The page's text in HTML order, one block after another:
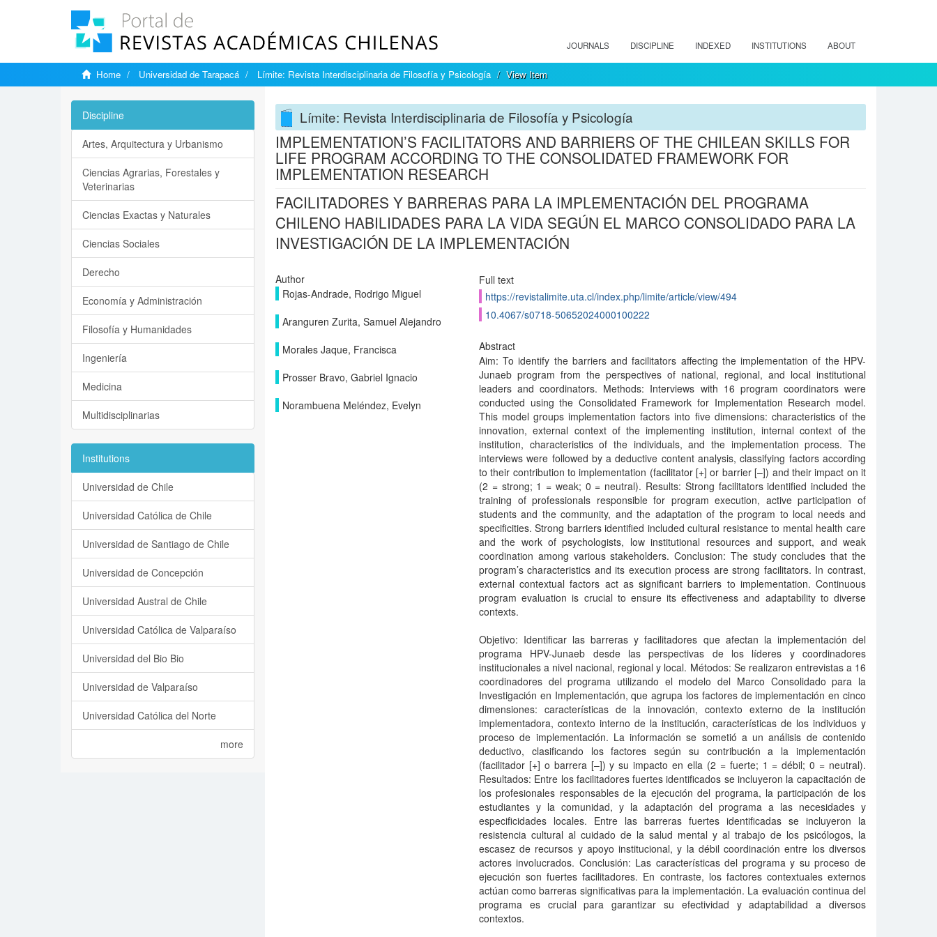
JOURNALS DISCIPLINE INDEXED INSTITUTIONS ABOUT
Home Universidad de Tarapacá Límite: Revista Interdisciplinaria de Filosofía y Psicología View Item
Límite: Revista Interdisciplinaria de Filosofía y Psicología
IMPLEMENTATION’S FACILITATORS AND BARRIERS OF THE CHILEAN SKILLS FOR
LIFE PROGRAM ACCORDING TO THE CONSOLIDATED FRAMEWORK FOR
IMPLEMENTATION RESEARCH
FACILITADORES Y BARRERAS PARA LA IMPLEMENTACIÓN DEL PROGRAMA
CHILENO HABILIDADES PARA LA VIDA SEGÚN EL MARCO CONSOLIDADO PARA LA
INVESTIGACIÓN DE LA IMPLEMENTACIÓN
Author
Rojas-Andrade, Rodrigo Miguel
Aranguren Zurita, Samuel Alejandro
Morales Jaque, Francisca
Prosser Bravo, Gabriel Ignacio
Norambuena Meléndez, Evelyn
Full text
https://revistalimite.uta.cl/index.php/limite/article/view/494
10.4067/s0718-50652024000100222
Abstract
Aim: To identify the barriers and facilitators affecting the implementation of the HPV-
Junaeb program from the perspectives of national, regional, and local institutional
leaders and coordinators. Methods: Interviews with 16 program coordinators were
conducted using the Consolidated Framework for Implementation Research model.
This model groups implementation factors into five dimensions: characteristics of the
innovation, external context of the implementing institution, internal context of the
institution, characteristics of the individuals, and the implementation process. The
interviews were followed by a deductive content analysis, classifying factors according
to their contribution to implementation (facilitator [+] or barrier [–]) and their impact on it
(2 = strong; 1 = weak; 0 = neutral). Results: Strong facilitators identified included the
training of professionals responsible for program execution, active participation of
students and the community, and the adaptation of the program to local needs and
specificities. Strong barriers identified included cultural resistance to mental health care
and the work of psychologists, low institutional resources and support, and weak
coordination among various stakeholders. Conclusion: The study concludes that the
program’s characteristics and its execution process are strong facilitators. In contrast,
external contextual factors act as significant barriers to implementation. Continuous
program evaluation is crucial to ensure its effectiveness and adaptability to diverse
contexts.
Objetivo: Identificar las barreras y facilitadores que afectan la implementación del
programa HPV-Junaeb desde las perspectivas de los líderes y coordinadores
institucionales a nivel nacional, regional y local. Métodos: Se realizaron entrevistas a 16
coordinadores del programa utilizando el modelo del Marco Consolidado para la
Investigación en Implementación, que agrupa los factores de implementación en cinco
dimensiones: características de la innovación, contexto externo de la institución
implementadora, contexto interno de la institución, características de los individuos y
proceso de implementación. La información se sometió a un análisis de contenido
deductivo, clasificando los factores según su contribución a la implementación
(facilitador [+] o barrera [–]) y su impacto en ella (2 = fuerte; 1 = débil; 0 = neutral).
Resultados: Entre los facilitadores fuertes identificados se incluyeron la capacitación de
los profesionales responsables de la ejecución del programa, la participación de los
estudiantes y la comunidad, y la adaptación del programa a las necesidades y
especificidades locales. Entre las barreras fuertes identificadas se incluyeron la
resistencia cultural al cuidado de la salud mental y al trabajo de los psicólogos, la
escasez de recursos y apoyo institucional, y la débil coordinación entre los diversos
actores involucrados. Conclusión: Las características del programa y su proceso de
ejecución son fuertes facilitadores. En contraste, los factores contextuales externos
actúan como barreras significativas para la implementación. La evaluación continua del
programa es crucial para garantizar su efectividad y adaptabilidad a diversos
contextos.
Discipline
Artes, Arquitectura y Urbanismo
Ciencias Agrarias, Forestales y
Veterinarias
Ciencias Exactas y Naturales
Ciencias Sociales
Derecho
Economía y Administración
Filosofía y Humanidades
Ingeniería
Medicina
Multidisciplinarias
Institutions
Universidad de Chile
Universidad Católica de Chile
Universidad de Santiago de Chile
Universidad de Concepción
Universidad Austral de Chile
Universidad Católica de Valparaíso
Universidad del Bio Bio
Universidad de Valparaíso
Universidad Católica del Norte
more